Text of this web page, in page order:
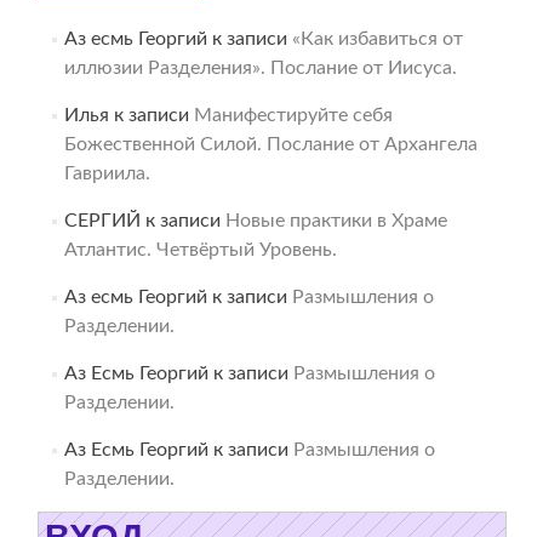
Аз есмь Георгий к записи «Как избавиться от
иллюзии Разделения». Послание от Иисуса.
Илья к записи Манифестируйте себя
Божественной Силой. Послание от Архангела
Гавриила.
СЕРГИЙ к записи Новые практики в Храме
Атлантис. Четвёртый Уровень.
Аз есмь Георгий к записи Размышления о
Разделении.
Аз Есмь Георгий к записи Размышления о
Разделении.
Аз Есмь Георгий к записи Размышления о
Разделении.